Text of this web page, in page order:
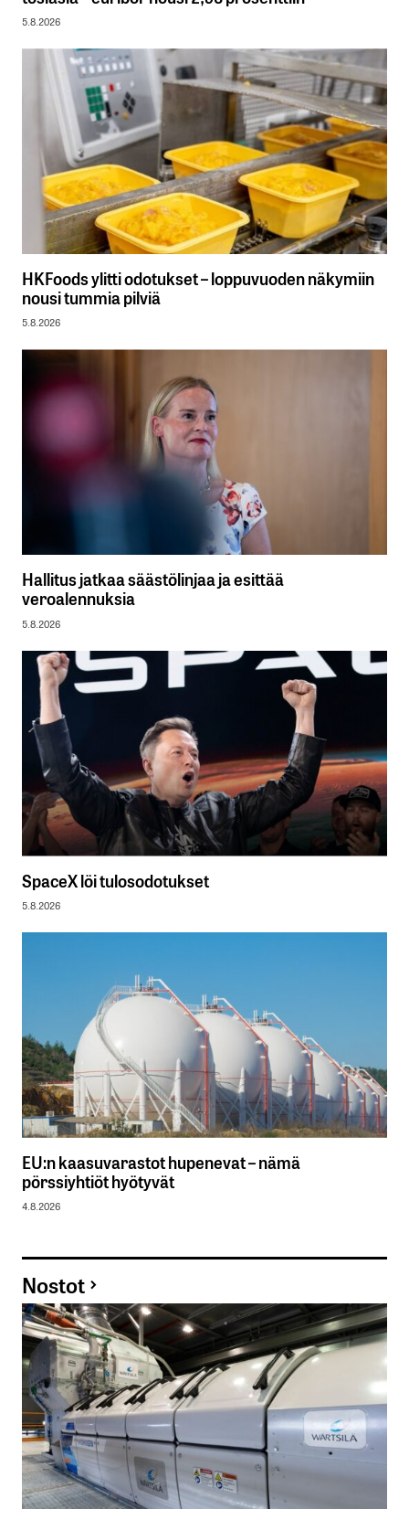
5.8.2026
HKFoods ylitti odotukset – loppuvuoden näkymiin
nousi tummia pilviä
5.8.2026
Hallitus jatkaa säästölinjaa ja esittää
veroalennuksia
5.8.2026
SpaceX löi tulosodotukset
5.8.2026
EU:n kaasuvarastot hupenevat – nämä
pörssiyhtiöt hyötyvät
4.8.2026
Nostot